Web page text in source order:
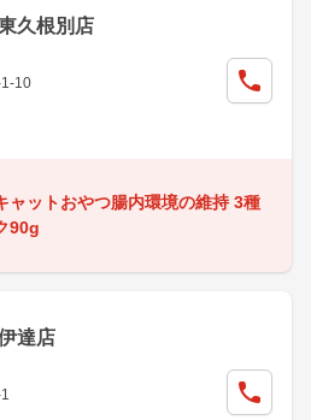
久根別店
10
ャットおやつ腸内環境の維持 3種
90g
達店